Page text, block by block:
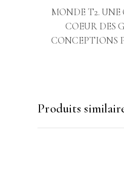
MONDE T2. UNE
COEUR DES
CONCEPTIONS
Produits